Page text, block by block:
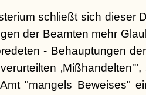
schließt sich dieser
der Beamten mehr
- Behauptungen
"mangels Beweises"